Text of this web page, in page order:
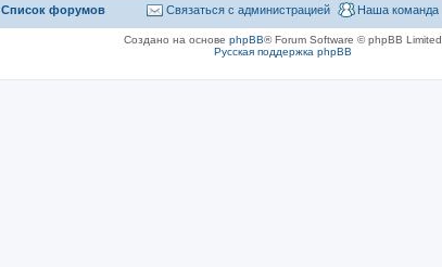
Список форумов Наша команда
Связаться с администрацией
Создано на основе phpBB® Forum Software © phpBB Limited
Русская поддержка phpBB